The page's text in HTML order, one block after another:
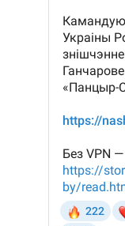
Шквал,
Минским
коллекцию: